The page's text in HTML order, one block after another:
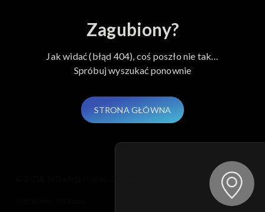
Zagubiony?
Jak widać (błąd 404), coś poszło nie tak…
Spróbuj wyszukać ponownie
STRONA GŁÓWNA